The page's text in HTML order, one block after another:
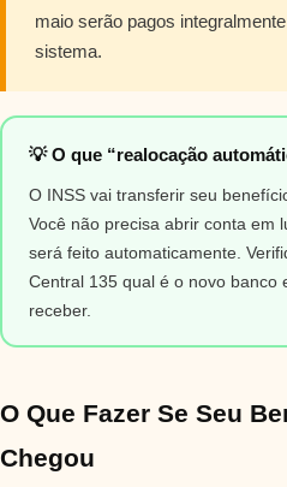
maio serão pagos
sistema.
💡 O que “realocação
O INSS vai transferir seu
Você não precisa abrir conta
será feito automaticamente.
Central 135 qual é o novo banco
receber.
O Que Fazer Se Seu
Chegou